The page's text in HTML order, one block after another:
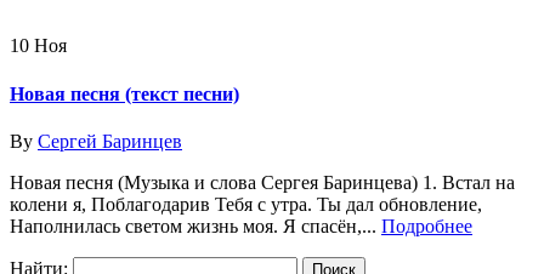
10 Ноя
Новая песня (текст песни)
By Сергей Баринцев
Новая песня (Музыка и слова Сергея Баринцева) 1. Встал на
колени я, Поблагодарив Тебя с утра. Ты дал обновление,
Наполнилась светом жизнь моя. Я спасён,... Подробнее
Найти: